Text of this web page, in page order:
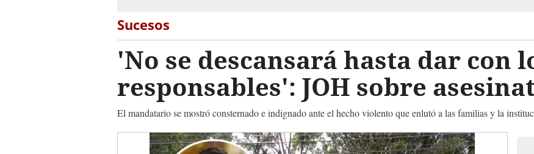
Sucesos
'No se descansará hasta dar con
responsables': JOH sobre
El mandatario se mostró consternado e indignado ante el hecho violento que enlutó a las familias y la